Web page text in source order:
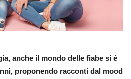
anche il mondo delle fiabe si è
proponendo racconti dal mood